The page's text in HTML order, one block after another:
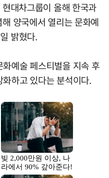
대차그룹이 올해 한국과
양국에서 열리는 문화예
밝혔다.
예술 페스티벌을 지속 후
하고 있다는 분석이다.